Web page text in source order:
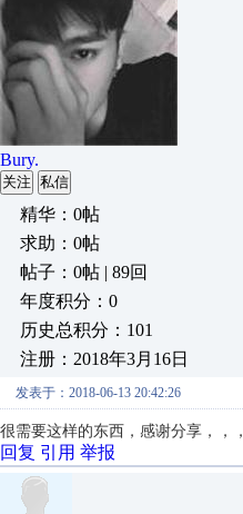
Bury.
关注 私信
精华：0帖
求助：0帖
帖子：0帖 | 89回
年度积分：0
历史总积分：101
注册：2018年3月16日
发表于：2018-06-13 20:42:26
很需要这样的东西，感谢分享，，，
回复 引用 举报